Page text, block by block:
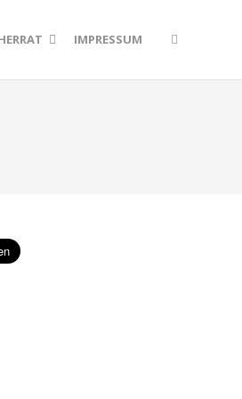
IMPRESSUM